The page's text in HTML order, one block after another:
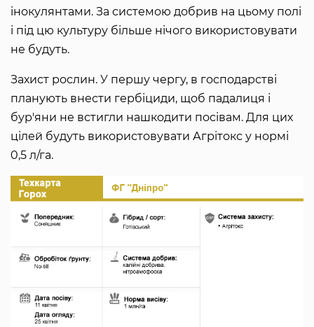
інокулянтами. За системою добрив на цьому полі
і під цю культуру більше нічого використовувати
не будуть.
Захист рослин. У першу чергу, в господарстві
планують внести гербіциди, щоб падалиця і
бур'яни не встигли нашкодити посівам. Для цих
цілей будуть використовувати Агрітокс у нормі
0,5 л/га.